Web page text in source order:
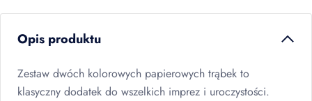
Opis produktu
Zestaw dwóch kolorowych papierowych trąbek to
klasyczny dodatek do wszelkich imprez i uroczystości.